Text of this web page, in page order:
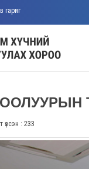
гариг
: 233